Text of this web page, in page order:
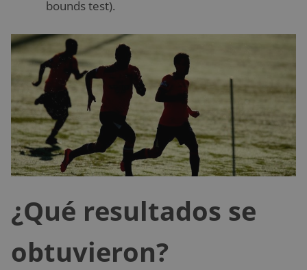
bounds test).
¿Qué resultados se
obtuvieron?